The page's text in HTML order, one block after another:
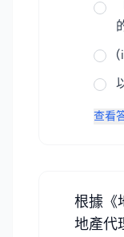
查看
根據《
地產代